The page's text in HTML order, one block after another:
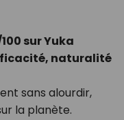
sur Yuka
naturalité
sans alourdir,
la planète.